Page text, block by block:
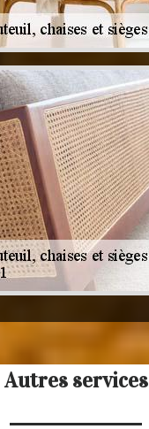
Autres services